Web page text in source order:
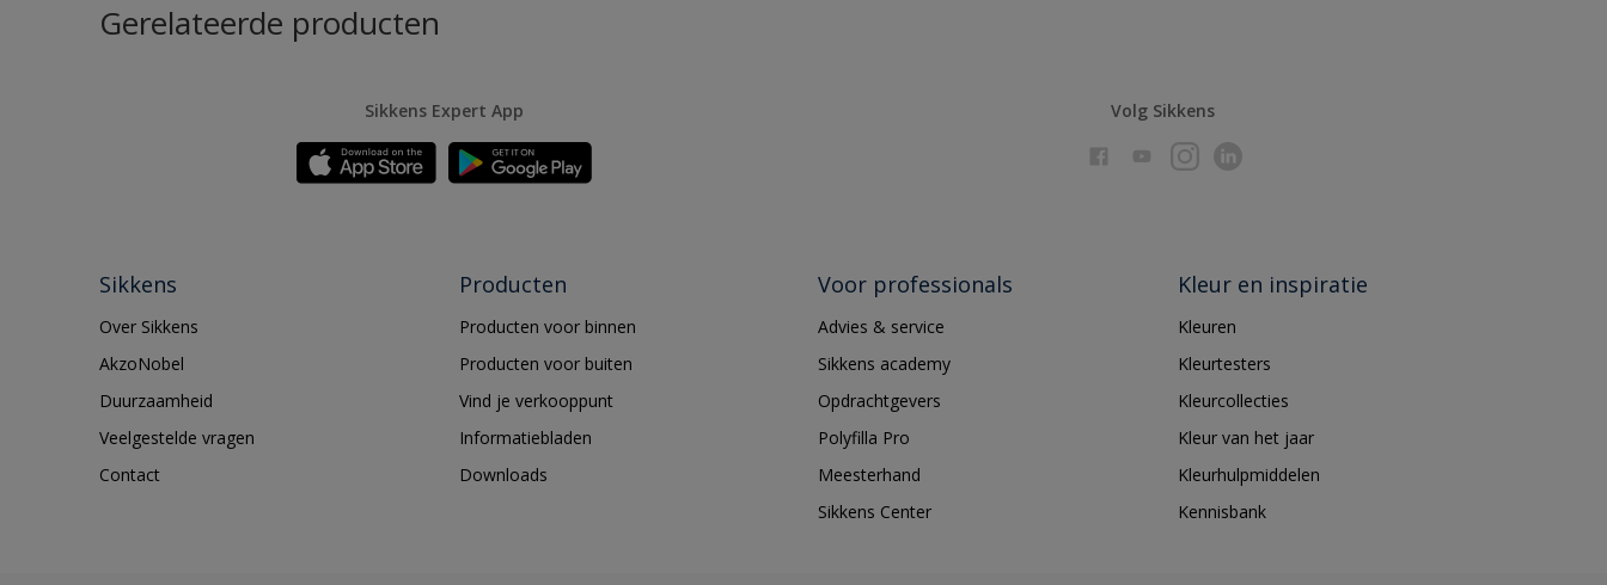
Gerelateerde producten
Sikkens Expert App Volg Sikkens
Sikkens
Over Sikkens
AkzoNobel
Duurzaamheid
Veelgestelde vragen
Contact
Producten
Producten voor binnen
Producten voor buiten
Vind je verkooppunt
Informatiebladen
Downloads
Voor professionals
Advies & service
Sikkens academy
Opdrachtgevers
Polyfilla Pro
Meesterhand
Sikkens Center
Kleur en inspiratie
Kleuren
Kleurtesters
Kleurcollecties
Kleur van het jaar
Kleurhulpmiddelen
Kennisbank